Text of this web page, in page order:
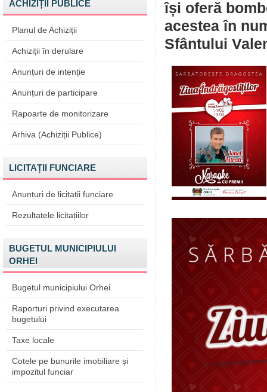
ACHIZIȚII PUBLICE
Planul de Achiziții
Achiziții în derulare
Anunțuri de intenție
Anunțuri de participare
Rapoarte de monitorizare
Arhiva (Achiziții Publice)
LICITAȚII FUNCIARE
Anunțuri de licitații funciare
Rezultatele licitațiilor
BUGETUL MUNICIPIULUI
ORHEI
Bugetul municipiului Orhei
Raporturi privind executarea
bugetului
Taxe locale
Cotele pe bunurile imobiliare și
impozitul funciar
își oferă
acestea în
Sfântului